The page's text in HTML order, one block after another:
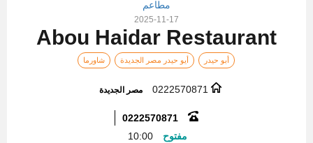
مطاعم
2025-11-17
Abou Haidar Restaurant
أبو حيدر أيو حيدر مصر الجديدة شاورما
مصر الجديدة
0222570871
مفتوح
10:00